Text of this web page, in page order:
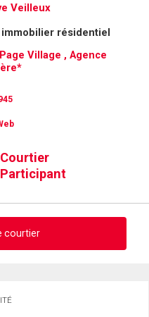
cette inscription
Veilleux
résidentiel
Village , Agence
Courtier
Participant
courtier